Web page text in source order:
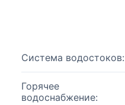
Система водостоков:
Горячее
водоснабжение: